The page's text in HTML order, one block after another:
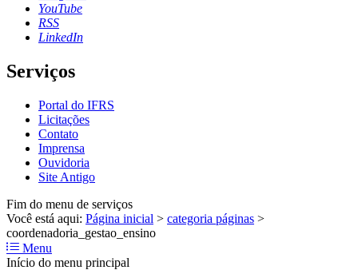
YouTube
RSS
LinkedIn
Serviços
Portal do IFRS
Licitações
Contato
Imprensa
Ouvidoria
Site Antigo
Fim do menu de serviços
Você está aqui: Página inicial > categoria páginas >
coordenadoria_gestao_ensino
Menu
Início do menu principal